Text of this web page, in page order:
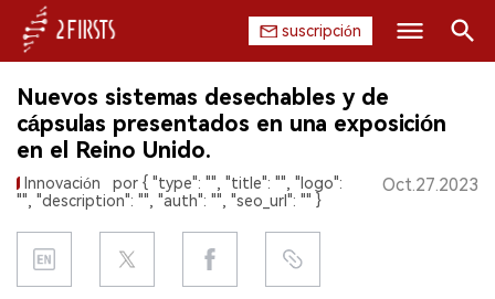
suscripción
INICIO
EMPRESA
REGULACIÓN
Nuevos sistemas desechables y de
cápsulas presentados en una exposición
en el Reino Unido.
Innovación
por { "type": "", "title": "", "logo":
"", "description": "", "auth": "", "seo_url": "" }
Oct.27.2023